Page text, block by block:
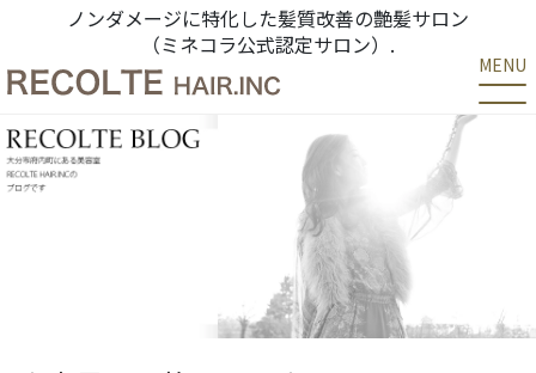
ノンダメージに特化した髪質改善の艶髪サロン
（ミネコラ公式認定サロン）.
MENU